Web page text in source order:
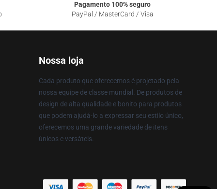
Pagamento 100% seguro
PayPal / MasterCard / Visa
Nossa loja
Cada produto que oferecemos é projetado pela
nossa equipe de classe mundial. De produtos de
design de alta qualidade e bonito para produtos
que podem ajudá-lo a expressar seu estilo único,
oferecemos uma grande variedade de itens
únicos e versáteis.